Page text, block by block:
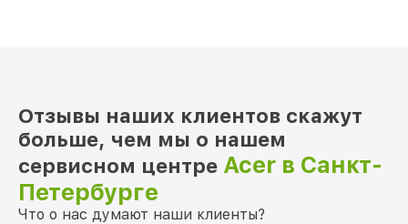
Отзывы наших клиентов скажут
больше, чем мы о нашем
сервисном центре Acer в Санкт-
Петербурге
Что о нас думают наши клиенты?